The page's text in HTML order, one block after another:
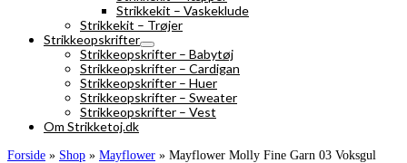
Strikkekit – Vaskeklude
Strikkekit – Trøjer
Strikkeopskrifter
Strikkeopskrifter – Babytøj
Strikkeopskrifter – Cardigan
Strikkeopskrifter – Huer
Strikkeopskrifter – Sweater
Strikkeopskrifter – Vest
Om Strikketoj.dk
Forside » Shop » Mayflower » Mayflower Molly Fine Garn 03 Voksgul